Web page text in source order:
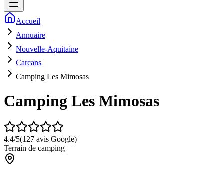
Accueil
Annuaire
Nouvelle-Aquitaine
Carcans
Camping Les Mimosas
Camping Les Mimosas
4.4/5(127 avis Google)
Terrain de camping